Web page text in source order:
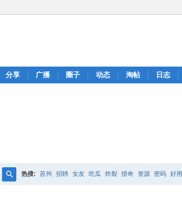
分享 广播 圈子 动态 淘帖 日志
热搜: 苏州 招聘 女友 吃瓜 炸裂 猎奇 资源 密码 好用